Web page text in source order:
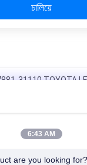
চালিয়ে
31110 TOYOTA
স্টিয়ারিং বুট টয়োটা লিটেস
CV জয়েন্ট বুট জন্য
6:43 AM
are you looking for?